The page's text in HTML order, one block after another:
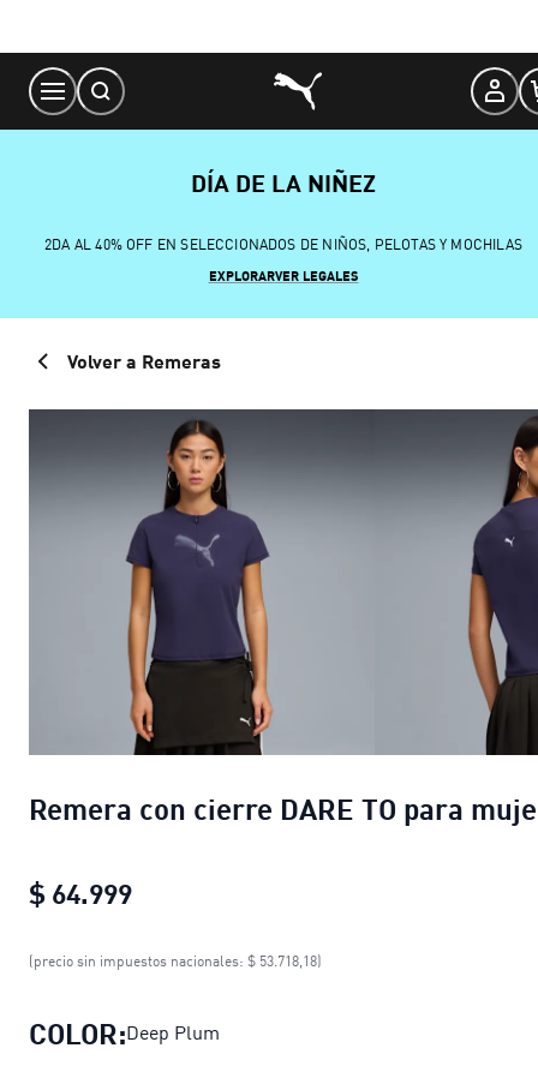
Content
DÍA DE LA NIÑEZ
2DA AL 40% OFF EN SELECCIONADOS DE NIÑOS, PELOTAS Y MOCHILAS
EXPLORARVER LEGALES
Volver a Remeras
Remera con cierre DARE TO para
$ 64.999
Remera con cierre DARE TO para
(precio sin impuestos nacionales: $ 53.718,18)
COLOR:Deep Plum